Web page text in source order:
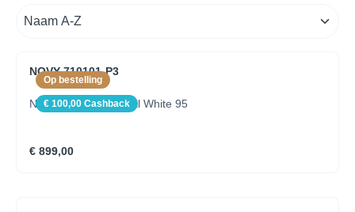
Op bestelling
€ 100,00 Cashback
NOVY 710101-P3
Novy Pendant Mineral White 95
€ 899,00